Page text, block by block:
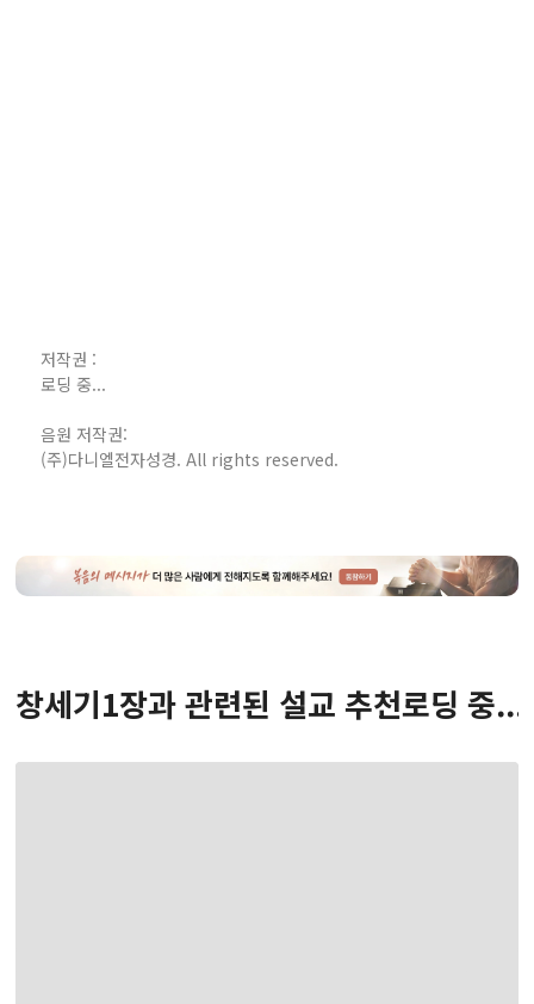
저작권 :
로딩 중...
음원 저작권:
(주)다니엘전자성경. All rights reserved.
창세기1장과 관련된 설교 추천로딩 중...